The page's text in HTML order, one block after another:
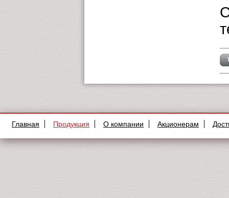
Главная Продукция О компании Акционерам